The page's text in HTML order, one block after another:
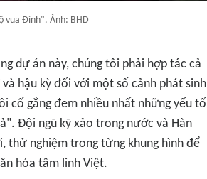
vua Đinh". Ảnh: BHD
dự án này, chúng tôi phải hợp tác cả
hậu kỳ đối với một số cảnh phát sinh
cố gắng đem nhiều nhất những yếu tố
Đội ngũ kỹ xảo trong nước và Hàn
thử nghiệm trong từng khung hình để
hóa tâm linh Việt.